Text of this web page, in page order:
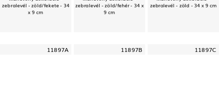
zebralevél - zöld/fekete - 34
x 9 cm
zebralevél - zöld/fehér - 34 x
9 cm
zebralevél - zöld - 34 x 9 cm
11897A 11897B 11897C